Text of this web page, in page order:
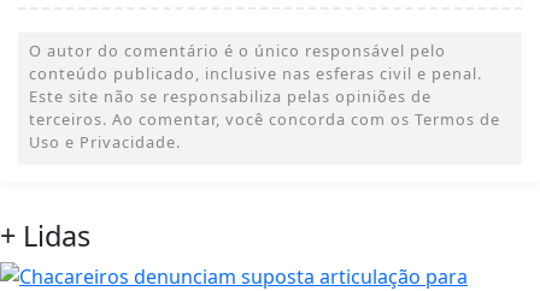
O autor do comentário é o único responsável pelo
conteúdo publicado, inclusive nas esferas civil e penal.
Este site não se responsabiliza pelas opiniões de
terceiros. Ao comentar, você concorda com os Termos de
Uso e Privacidade.
+ Lidas